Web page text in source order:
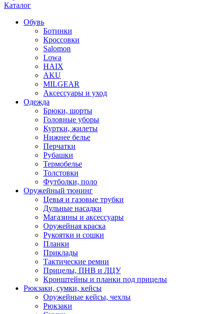
Каталог
Обувь
Ботинки
Кроссовки
Salomon
Lowa
HAIX
AKU
MILGEAR
Аксессуары и уход
Одежда
Брюки, шорты
Головные уборы
Куртки, жилеты
Нижнее белье
Перчатки
Рубашки
Термобелье
Толстовки
Футболки, поло
Оружейный тюнинг
Цевья и газовые трубки
Дульные насадки
Магазины и аксессуары
Оружейная краска
Рукоятки и сошки
Планки
Приклады
Тактические ремни
Прицелы, ПНВ и ЛЦУ
Кронштейны и планки под прицелы
Рюкзаки, сумки, кейсы
Оружейные кейсы, чехлы
Рюкзаки